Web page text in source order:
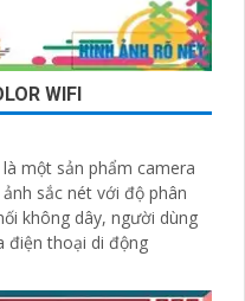
WIFI
một sản phẩm camera
sắc nét với độ phân
điện thoại di động